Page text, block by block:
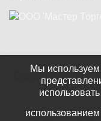
2002 -
Создание,
Мы